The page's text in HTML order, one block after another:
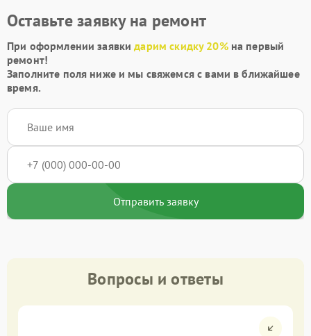
Оставьте заявку на ремонт
При оформлении заявкидарим скидку 20%на первый
ремонт!
Заполните поля ниже и мы свяжемся с вами в ближайшее
время.
Отправить заявку
Вопросы и ответы